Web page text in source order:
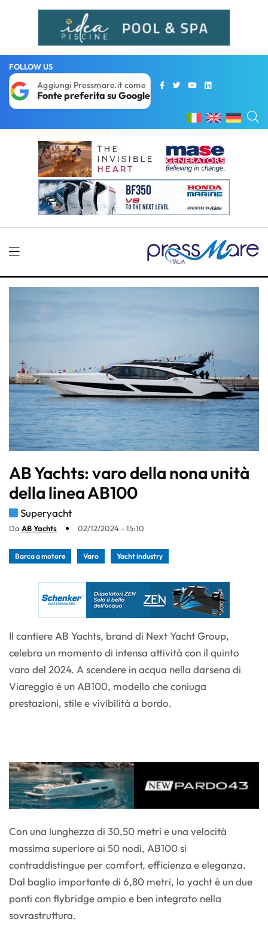
FOLLOW US
Aggiungi Pressmare.it come
Fonte preferita su Google
AB Yachts: varo della nona unità
della linea AB100
Superyacht
Da AB Yachts 02/12/2024 - 15:10
Barca a motore Varo Yacht industry
Il cantiere AB Yachts, brand di Next Yacht Group,
celebra un momento di intensa attività con il quinto
varo del 2024. A scendere in acqua nella darsena di
Viareggio è un AB100, modello che coniuga
prestazioni, stile e vivibilità a bordo.
Con una lunghezza di 30,50 metri e una velocità
massima superiore ai 50 nodi, AB100 si
contraddistingue per comfort, efficienza e eleganza.
Dal baglio importante di 6,80 metri, lo yacht è un due
ponti con flybridge ampio e ben integrato nella
sovrastruttura.